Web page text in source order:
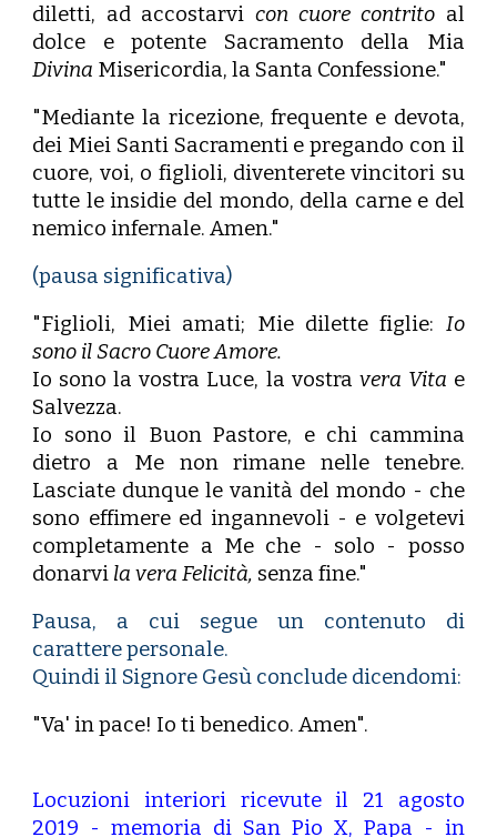
diletti, ad accostarvi con cuore contrito al
dolce e potente Sacramento della Mia
Divina Misericordia, la Santa Confessione."
"Mediante la ricezione, frequente e devota,
dei Miei Santi Sacramenti e pregando con il
cuore, voi, o figlioli, diventerete vincitori su
tutte le insidie del mondo, della carne e del
nemico infernale. Amen."
(pausa significativa)
"Figlioli, Miei amati; Mie dilette figlie: Io
sono il Sacro Cuore Amore.
Io sono la vostra Luce, la vostra vera Vita e
Salvezza.
Io sono il Buon Pastore, e chi cammina
dietro a Me non rimane nelle tenebre.
Lasciate dunque le vanità del mondo - che
sono effimere ed ingannevoli - e volgetevi
completamente a Me che - solo - posso
donarvi la vera Felicità, senza fine."
Pausa, a cui segue un contenuto di
carattere personale.
Quindi il Signore Gesù conclude dicendomi:
"Va' in pace! Io ti benedico. Amen".
Locuzioni interiori ricevute il 21 agosto
2019 - memoria di San Pio X, Papa - in